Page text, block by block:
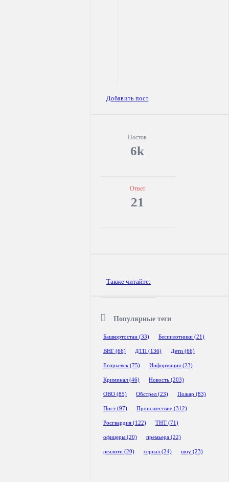
панельДобавить пост
Постов
6k
Ответ
21
Также читайте:
Популярные теги
Башкортостан (33) Беспилотники (21)
ВНГ (66) ДТП (136) Дети (66)
Егорьевск (75) Информация (23)
Криминал (46) Новость (203)
ОВО (85) Обстрел (23) Пожар (83)
Пост (97) Происшествие (312)
Росгвардия (122) ТНТ (71)
офицеры (20) премьера (22)
реалити (20) сериал (24) шоу (23)